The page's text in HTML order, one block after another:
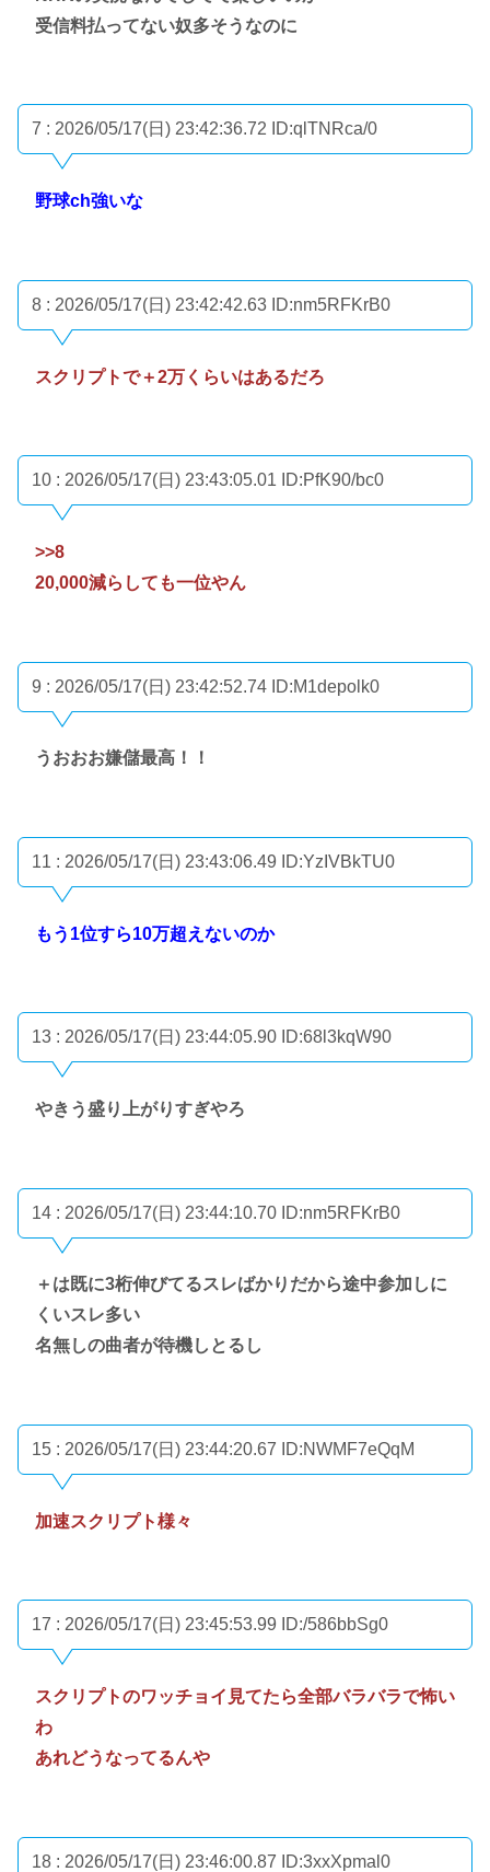
受信料払ってない奴多そうなのに
7 : 2026/05/17(日) 23:42:36.72 ID:qlTNRca/0
野球ch強いな
8 : 2026/05/17(日) 23:42:42.63 ID:nm5RFKrB0
スクリプトで＋2万くらいはあるだろ
10 : 2026/05/17(日) 23:43:05.01 ID:PfK90/bc0
>>8
20,000減らしても一位やん
9 : 2026/05/17(日) 23:42:52.74 ID:M1depolk0
うおおお嫌儲最高！！
11 : 2026/05/17(日) 23:43:06.49 ID:YzIVBkTU0
もう1位すら10万超えないのか
13 : 2026/05/17(日) 23:44:05.90 ID:68l3kqW90
やきう盛り上がりすぎやろ
14 : 2026/05/17(日) 23:44:10.70 ID:nm5RFKrB0
＋は既に3桁伸びてるスレばかりだから途中参加しに
くいスレ多い
名無しの曲者が待機しとるし
15 : 2026/05/17(日) 23:44:20.67 ID:NWMF7eQqM
加速スクリプト様々
17 : 2026/05/17(日) 23:45:53.99 ID:/586bbSg0
スクリプトのワッチョイ見てたら全部バラバラで怖い
わ
あれどうなってるんや
18 : 2026/05/17(日) 23:46:00.87 ID:3xxXpmal0